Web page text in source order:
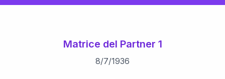
Matrice del Partner 1
8/7/1936